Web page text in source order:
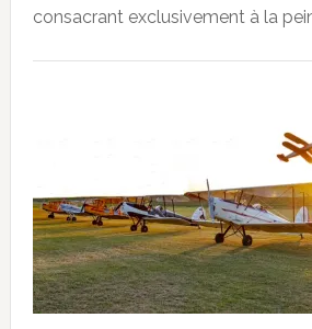
consacrant exclusivement à la